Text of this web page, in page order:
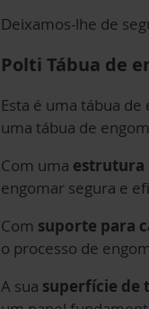
Deixamos-lhe de
Polti Tábua de
Esta é uma tábua
uma tábua de
Com uma estrutura
engomar segura e
Com suporte para
o processo de
A sua superfície de